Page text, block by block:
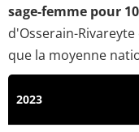
sage-femme pour
d'Osserain-
que la moyenne
2023